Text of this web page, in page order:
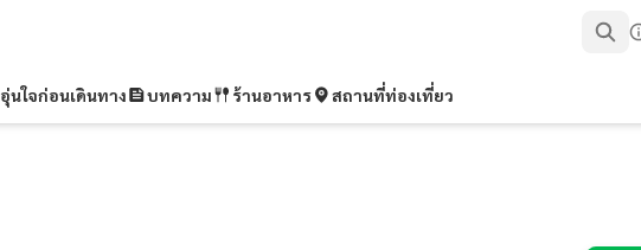
อุ่นใจก่อนเดินทาง บทความ ร้านอาหาร สถานที่ท่องเที่ยว